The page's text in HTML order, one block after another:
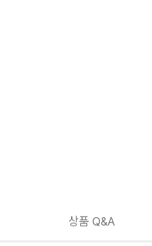
상품 Q&A